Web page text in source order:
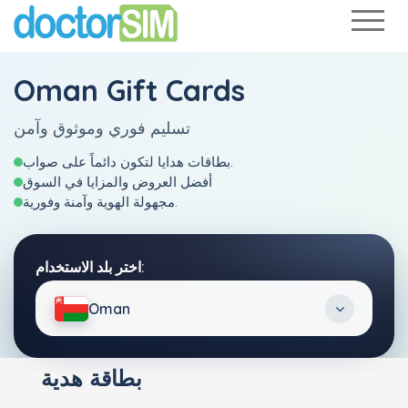
Oman Gift Cards
تسليم فوري وموثوق وآمن
بطاقات هدايا لتكون دائماً على صواب.
أفضل العروض والمزايا في السوق
مجهولة الهوية وآمنة وفورية.
اختر بلد الاستخدام:
Oman
بطاقة هدية